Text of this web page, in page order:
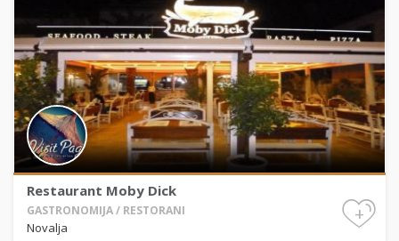
Restaurant Moby Dick
GASTRONOMIJA / RESTORANI
Novalja
+